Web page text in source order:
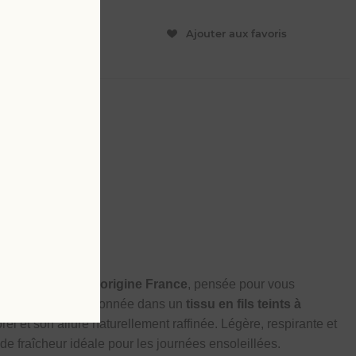
Ajouter aux favoris
100 % lin d’origine France, pensée pour vous
de l’été. Confectionnée dans untissu en fils teints à
et son allure naturellement raffinée. Légère, respirante et
fraîcheur idéale pour les journées ensoleillées.